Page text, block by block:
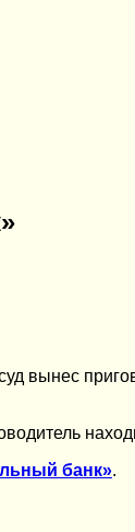
вынес
банк».